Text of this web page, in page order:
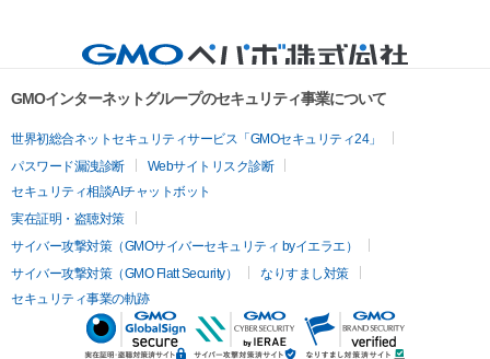
GMOインターネットグループのセキュリティ事業について
世界初総合ネットセキュリティサービス「GMOセキュリティ24」
パスワード漏洩診断
Webサイトリスク診断
セキュリティ相談AIチャットボット
実在証明・盗聴対策
サイバー攻撃対策（GMOサイバーセキュリティ byイエラエ）
サイバー攻撃対策（GMO Flatt Security）
なりすまし対策
セキュリティ事業の軌跡